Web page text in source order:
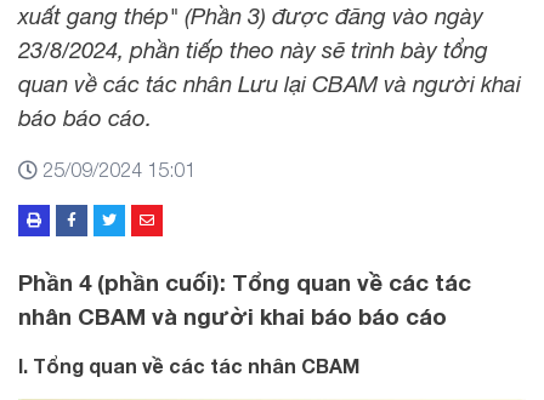
xuất gang thép" (Phần 3) được đăng vào ngày
23/8/2024, phần tiếp theo này sẽ trình bày tổng
quan về các tác nhân Lưu lại CBAM và người khai
báo báo cáo.
25/09/2024 15:01
Phần 4 (phần cuối): Tổng quan về các tác
nhân CBAM và người khai báo báo cáo
I. Tổng quan về các tác nhân CBAM